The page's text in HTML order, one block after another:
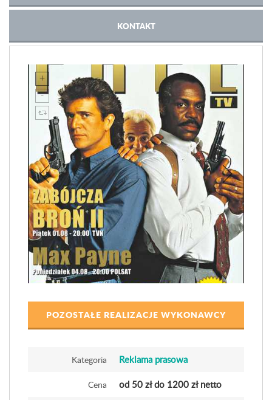
KONTAKT
POZOSTAŁE REALIZACJE WYKONAWCY
Kategoria Reklama prasowa
Cena od 50 zł do 1200 zł netto